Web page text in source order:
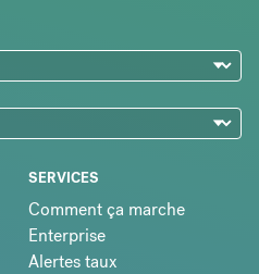
SERVICES
Comment ça marche
Enterprise
Alertes taux